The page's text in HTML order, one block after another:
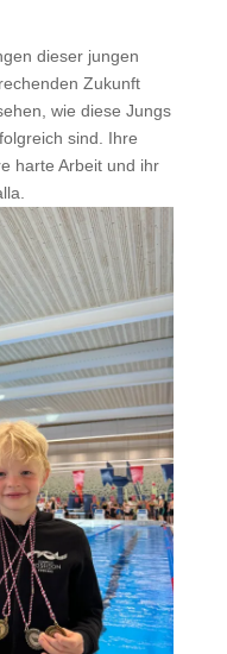
dieser jungen
Zukunft
wie diese Jungs
sind. Ihre
harte Arbeit und ihr